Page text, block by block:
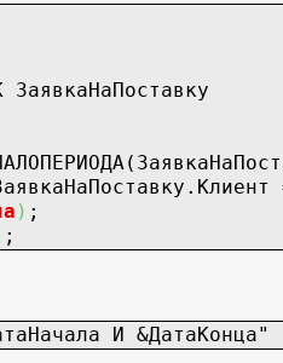
=
) ;
;
И &ДатаКонца"